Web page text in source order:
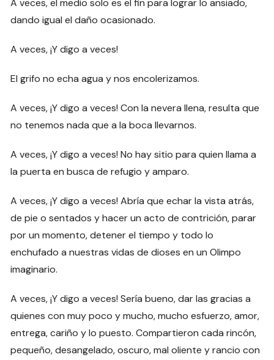
A veces, el medio solo es el fin para lograr lo ansiado,
dando igual el daño ocasionado.
A veces, ¡Y digo a veces!
El grifo no echa agua y nos encolerizamos.
A veces, ¡Y digo a veces! Con la nevera llena, resulta que
no tenemos nada que a la boca llevarnos.
A veces, ¡Y digo a veces! No hay sitio para quien llama a
la puerta en busca de refugio y amparo.
A veces, ¡Y digo a veces! Abría que echar la vista atrás,
de pie o sentados y hacer un acto de contrición, parar
por un momento, detener el tiempo y todo lo
enchufado a nuestras vidas de dioses en un Olimpo
imaginario.
A veces, ¡Y digo a veces! Sería bueno, dar las gracias a
quienes con muy poco y mucho, mucho esfuerzo, amor,
entrega, cariño y lo puesto. Compartieron cada rincón,
pequeño, desangelado, oscuro, mal oliente y rancio con